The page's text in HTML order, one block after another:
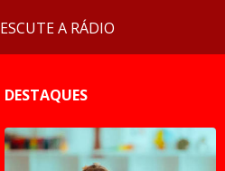
ESCUTE A RÁDIO
DESTAQUES